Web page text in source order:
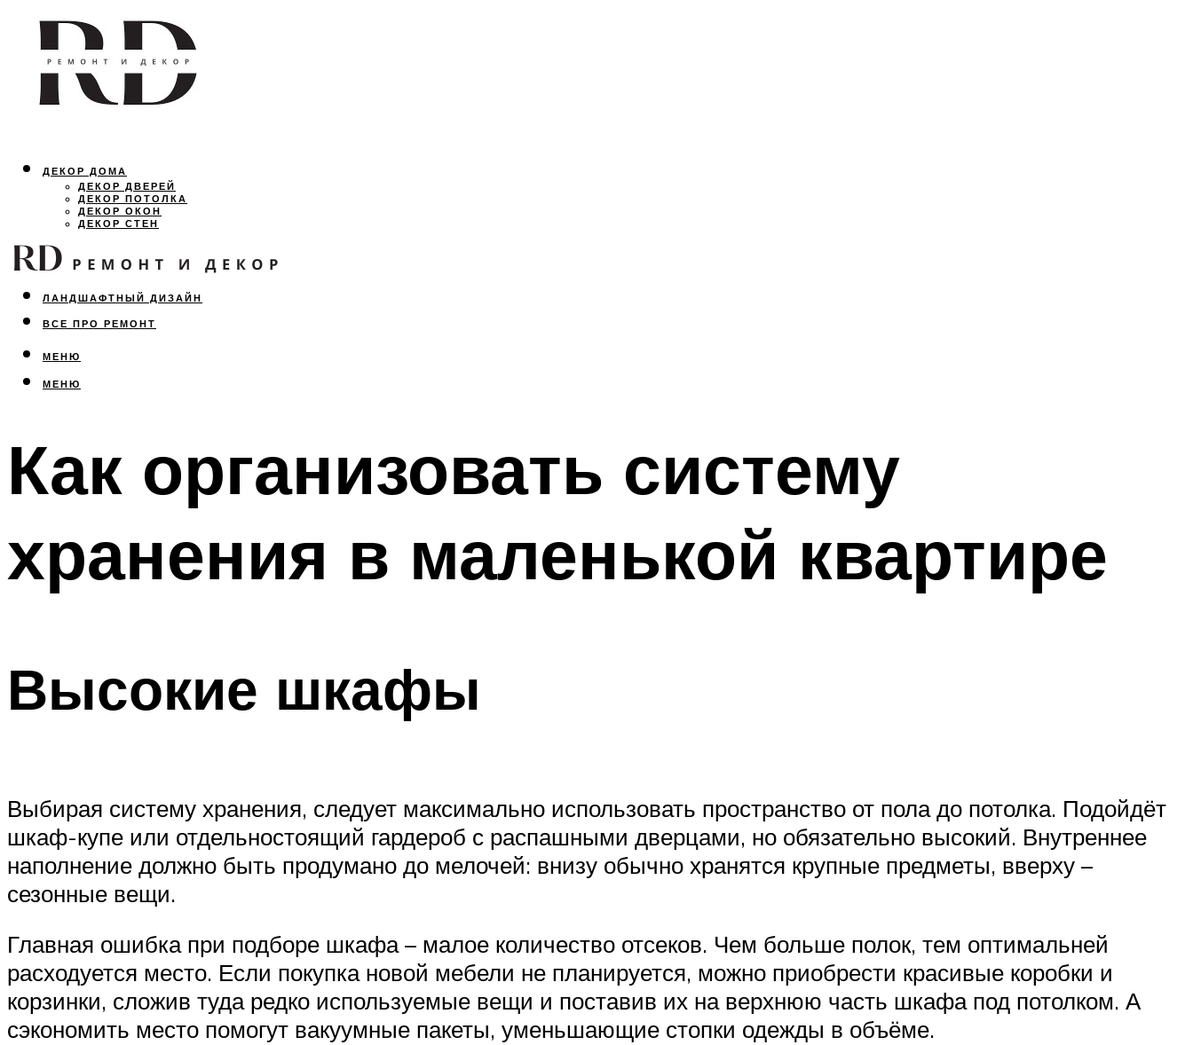
ДЕКОР ДОМА
ДЕКОР ДВЕРЕЙ
ДЕКОР ПОТОЛКА
ДЕКОР ОКОН
ДЕКОР СТЕН
ОСВЕЩЕНИЕ
ДИЗАЙН ИНТЕРЬЕРА
ЛАНДШАФТНЫЙ ДИЗАЙН
ВСЕ ПРО РЕМОНТ
МЕНЮ
МЕНЮ
Как организовать систему
хранения в маленькой квартире
Высокие шкафы
Выбирая систему хранения, следует максимально использовать пространство от пола до потолка. Подойдёт
шкаф-купе или отдельностоящий гардероб с распашными дверцами, но обязательно высокий. Внутреннее
наполнение должно быть продумано до мелочей: внизу обычно хранятся крупные предметы, вверху –
сезонные вещи.
Главная ошибка при подборе шкафа – малое количество отсеков. Чем больше полок, тем оптимальней
расходуется место. Если покупка новой мебели не планируется, можно приобрести красивые коробки и
корзинки, сложив туда редко используемые вещи и поставив их на верхнюю часть шкафа под потолком. А
сэкономить место помогут вакуумные пакеты, уменьшающие стопки одежды в объёме.